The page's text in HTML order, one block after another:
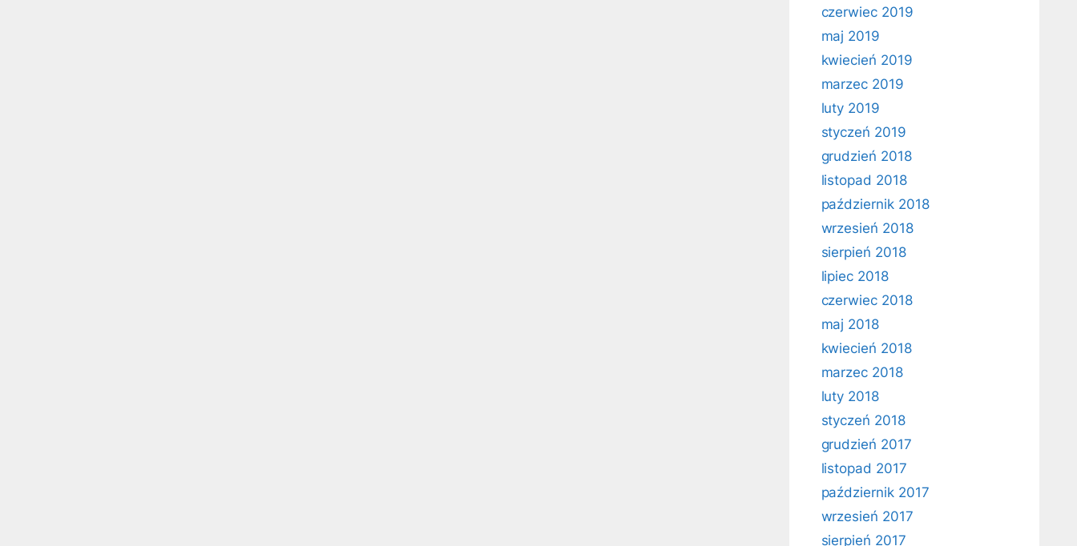
czerwiec 2019
maj 2019
kwiecień 2019
marzec 2019
luty 2019
styczeń 2019
grudzień 2018
listopad 2018
październik 2018
wrzesień 2018
sierpień 2018
lipiec 2018
czerwiec 2018
maj 2018
kwiecień 2018
marzec 2018
luty 2018
styczeń 2018
grudzień 2017
listopad 2017
październik 2017
wrzesień 2017
sierpień 2017